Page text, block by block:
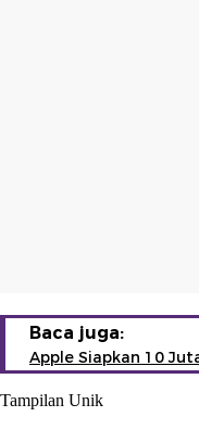
Baca juga:
Apple Siapkan 10
Tampilan Unik